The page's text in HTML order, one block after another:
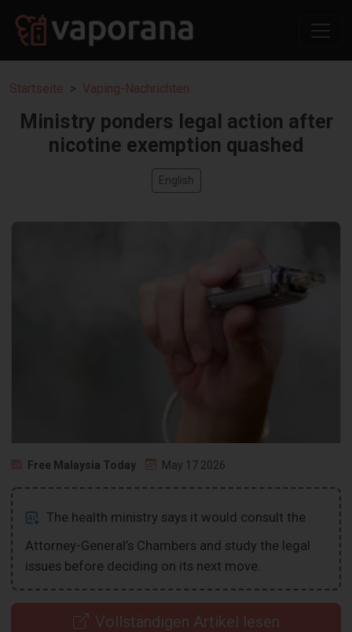
Startseite Vaping-Nachrichten
Ministry ponders legal action after
nicotine exemption quashed
English
Free Malaysia Today May 17 2026
The health ministry says it would consult the
Attorney-General’s Chambers and study the legal
issues before deciding on its next move.
Vollständigen Artikel lesen